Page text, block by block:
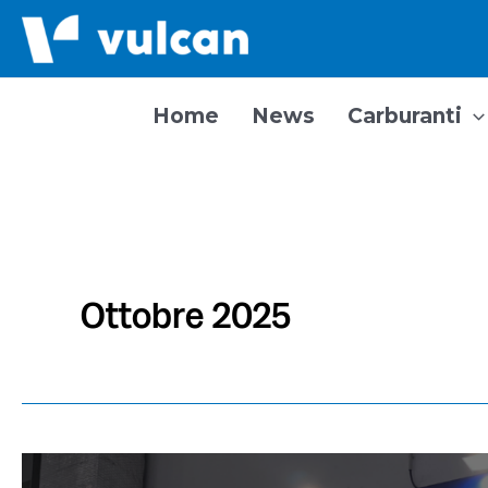
Vai
Home News Carburanti
Ottobre 2025
Vulcan